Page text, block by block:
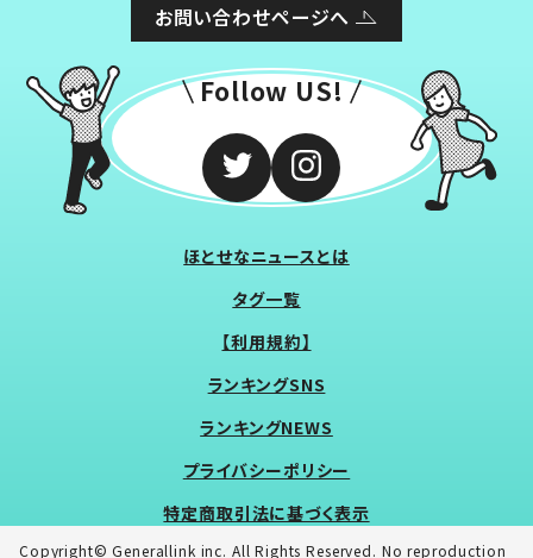
お問い合わせページへ
Follow US!
ほとせなニュースとは
タグ一覧
【利用規約】
ランキングSNS
ランキングNEWS
プライバシーポリシー
特定商取引法に基づく表示
Copyright© Generallink inc. All Rights Reserved. No reproduction